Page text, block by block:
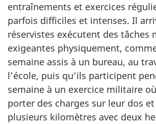
entraînements et exercices
parfois difficiles et intenses. Il
réservistes exécutent des tâches
exigeantes physiquement,
semaine assis à un bureau, au
l’école, puis qu’ils participent
semaine à un exercice militaire
porter des charges sur leur dos
plusieurs kilomètres avec deux